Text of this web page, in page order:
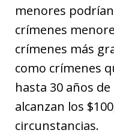
menores
crímenes
crímenes más
como crímenes
hasta 30 años
alcanzan los
circunstancias.